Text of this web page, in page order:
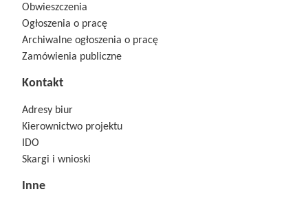
Obwieszczenia
Ogłoszenia o pracę
Archiwalne ogłoszenia o pracę
Zamówienia publiczne
Kontakt
Adresy biur
Kierownictwo projektu
IDO
Skargi i wnioski
Inne